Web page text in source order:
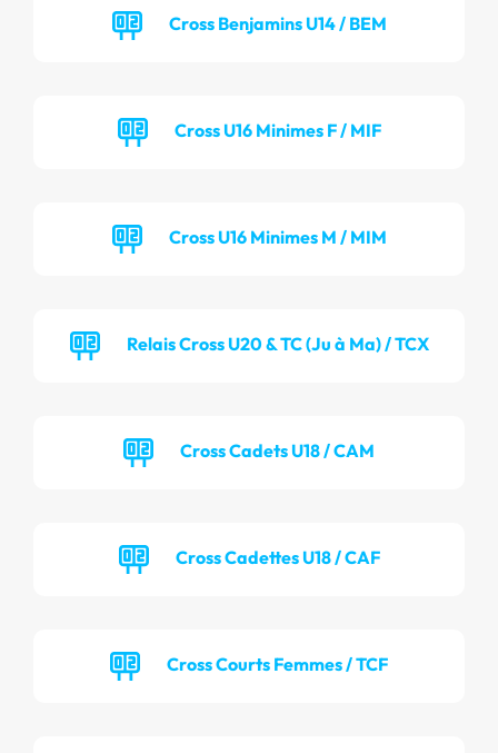
Cross Benjamins U14 / BEM
Cross U16 Minimes F / MIF
Cross U16 Minimes M / MIM
Relais Cross U20 & TC (Ju à Ma) / TCX
Cross Cadets U18 / CAM
Cross Cadettes U18 / CAF
Cross Courts Femmes / TCF